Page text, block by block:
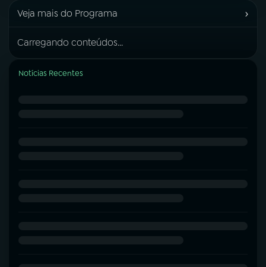
Veja mais do Programa ›
Carregando conteúdos...
Notícias Recentes